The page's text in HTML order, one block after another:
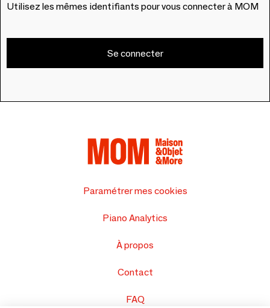
Utilisez les mêmes identifiants pour vous connecter à MOM
Se connecter
Paramétrer mes cookies
Piano Analytics
À propos
Contact
FAQ